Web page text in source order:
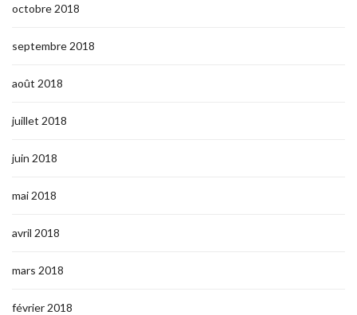
octobre 2018
septembre 2018
août 2018
juillet 2018
juin 2018
mai 2018
avril 2018
mars 2018
février 2018